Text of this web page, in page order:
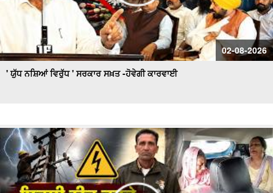
02-08-2026
' ਯੁੱਧ ਨਸ਼ਿਆਂ ਵਿਰੁੱਧ ' ਸਰਕਾਰ ਸਖ਼ਤ -ਹੋਵੇਗੀ ਕਾਰਵਾਈ